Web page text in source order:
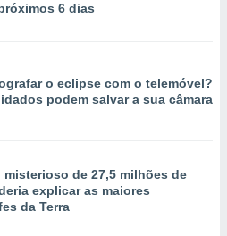
6 dias
o eclipse com o telemóvel?
podem salvar a sua câmara
misterioso de 27,5 milhões de
explicar as maiores
da Terra